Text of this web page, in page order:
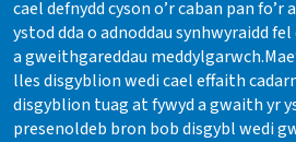
cael defnydd cyson o’r caban pan fo’r
ystod dda o adnoddau synhwyraidd
a gweithgareddau
lles disgyblion wedi cael effaith
disgyblion tuag at fywyd a gwaith yr
presenoldeb bron bob disgybl wedi